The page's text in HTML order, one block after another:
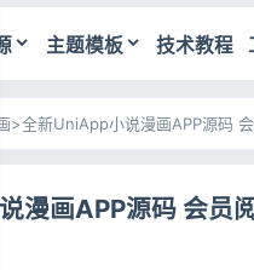
主题模板 技术教程
>全新UniApp小说漫画APP源码
漫画APP源码 会员